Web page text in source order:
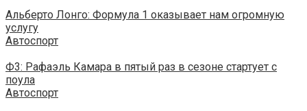
Альберто Лонго: Формула 1 оказывает нам огромную
услугу
Автоспорт
Ф3: Рафаэль Камара в пятый раз в сезоне стартует с
поула
Автоспорт